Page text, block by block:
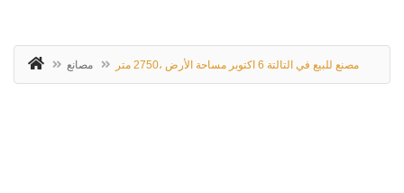
مصانع مصنع للبيع في التالتة 6 اكتوبر مساحة الأرض ،2750 متر